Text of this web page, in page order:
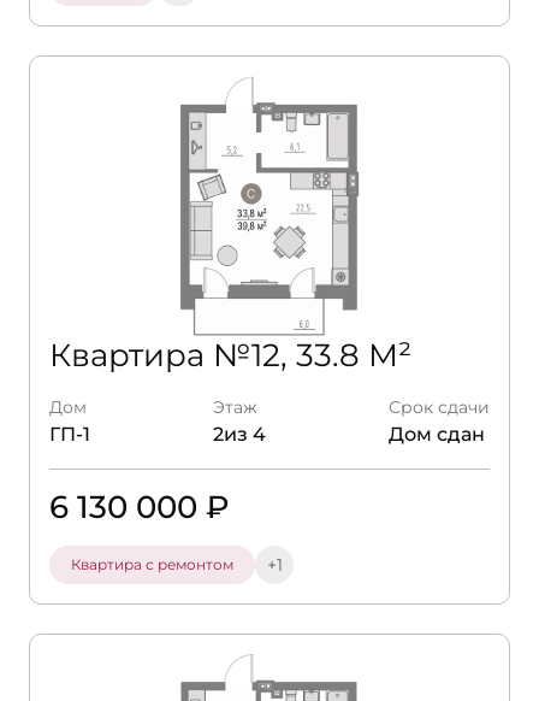
Квартира №12, 33.8 М²
Дом
ГП-1
Этаж
2из 4
Срок сдачи
Дом сдан
6 130 000 ₽
Квартира с ремонтом +1